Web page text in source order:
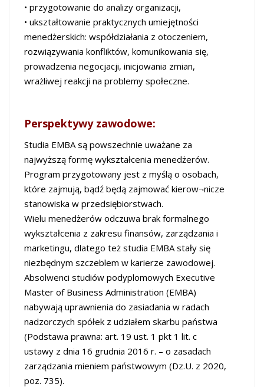
• przygotowanie do analizy organizacji,
• ukształtowanie praktycznych umiejętności
menedżerskich: współdziałania z otoczeniem,
rozwiązywania konfliktów, komunikowania się,
prowadzenia negocjacji, inicjowania zmian,
wrażliwej reakcji na problemy społeczne.
Perspektywy zawodowe:
Studia EMBA są powszechnie uważane za
najwyższą formę wykształcenia menedżerów.
Program przygotowany jest z myślą o osobach,
które zajmują, bądź będą zajmować kierow¬nicze
stanowiska w przedsiębiorstwach.
Wielu menedżerów odczuwa brak formalnego
wykształcenia z zakresu finansów, zarządzania i
marketingu, dlatego też studia EMBA stały się
niezbędnym szczeblem w karierze zawodowej.
Absolwenci studiów podyplomowych Executive
Master of Business Administration (EMBA)
nabywają uprawnienia do zasiadania w radach
nadzorczych spółek z udziałem skarbu państwa
(Podstawa prawna: art. 19 ust. 1 pkt 1 lit. c
ustawy z dnia 16 grudnia 2016 r. – o zasadach
zarządzania mieniem państwowym (Dz.U. z 2020,
poz. 735).